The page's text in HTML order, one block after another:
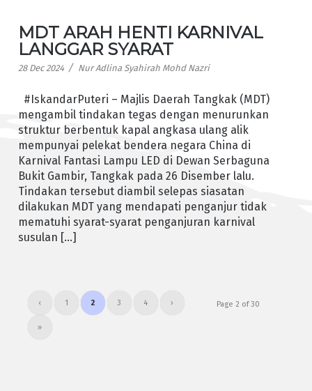
MDT ARAH HENTI KARNIVAL
LANGGAR SYARAT
28 Dec 2024 / Nur Adlina Syahirah Mohd Nazri
#IskandarPuteri – Majlis Daerah Tangkak (MDT)
mengambil tindakan tegas dengan menurunkan
struktur berbentuk kapal angkasa ulang alik
mempunyai pelekat bendera negara China di
Karnival Fantasi Lampu LED di Dewan Serbaguna
Bukit Gambir, Tangkak pada 26 Disember lalu.
Tindakan tersebut diambil selepas siasatan
dilakukan MDT yang mendapati penganjur tidak
mematuhi syarat-syarat penganjuran karnival
susulan […]
Page 2 of 30
‹ 1 2 3 4 ›
»